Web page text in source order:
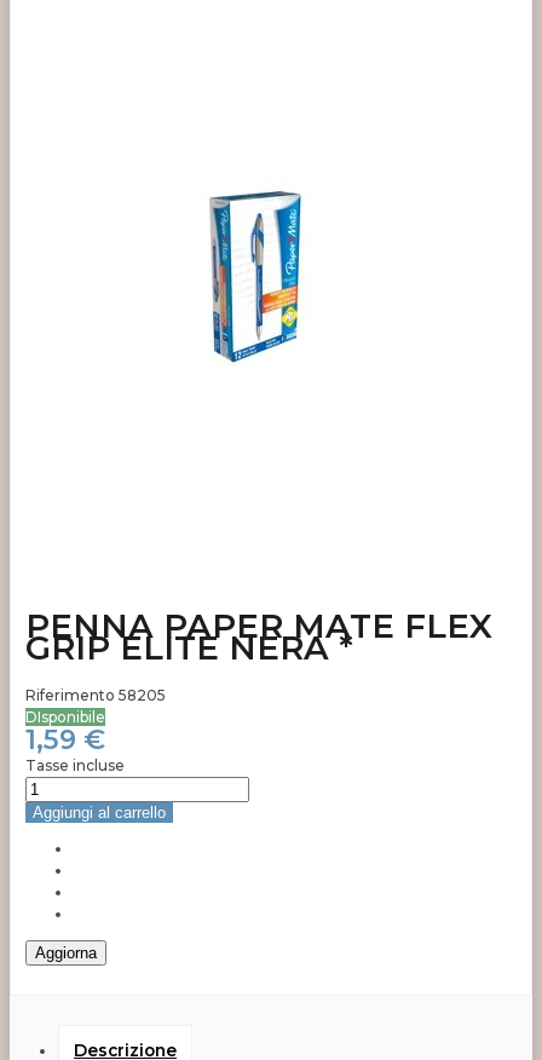
PENNA PAPER MATE FLEX
GRIP ELITE NERA *
Riferimento 58205
DIsponibile
1,59 €
Tasse incluse
Aggiungi al carrello
Descrizione